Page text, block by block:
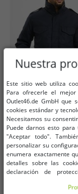
Tallas
S M L XL XXL
5XL
Chaqueta clásica Build
M65 para hombre,
Jacket con chaqueta
independiente, color
Nuestra
Este sitio web utiliza
Para ofrecerle el
Outlet46.de GmbH que
cookies estándar y
Necesitamos su
Puede darnos esto
"Aceptar todo".
personalizar su
enumera exactamente
detalles sobre las
declaración de
encontrar en la impresión.